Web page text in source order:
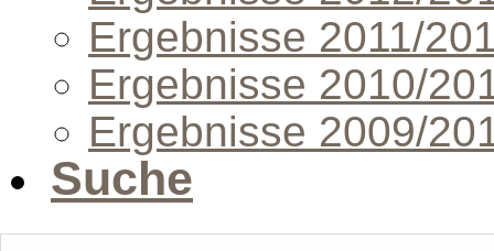
Ergebnisse 2011/
Ergebnisse 2010/
Ergebnisse 2009/
Suche